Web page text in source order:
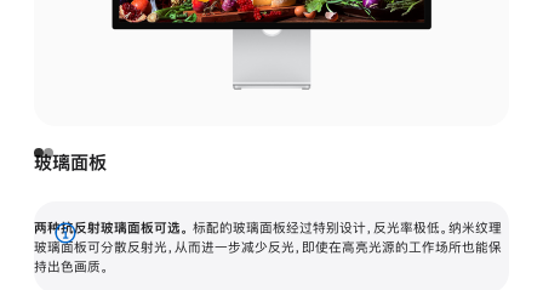
玻璃面板
两种抗反射玻璃面板可选。 标配的玻璃面板经过特别设计，反光率极低。纳米纹理
玻璃面板可分散反射光，从而进一步减少反光，即使在高亮光源的工作场所也能保
持出色画质。
展
开